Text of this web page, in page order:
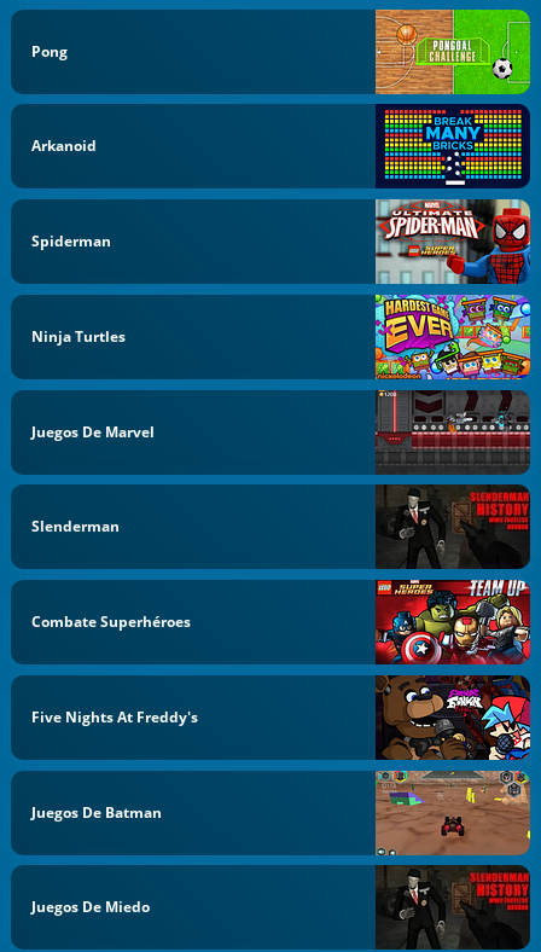
Pong
Arkanoid
Spiderman
Ninja Turtles
Juegos De Marvel
Slenderman
Combate Superhéroes
Five Nights At Freddy's
Juegos De Batman
Juegos De Miedo